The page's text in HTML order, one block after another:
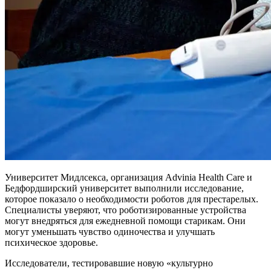
Университет Мидлсекса, организация Advinia Health Care и
Бедфордширский университет выполнили исследование,
которое показало о необходимости роботов для престарелых.
Специалисты уверяют, что роботизированные устройства
могут внедряться для ежедневной помощи старикам. Они
могут уменьшать чувство одиночества и улучшать
психическое здоровье.
Исследователи, тестировавшие новую «культурно